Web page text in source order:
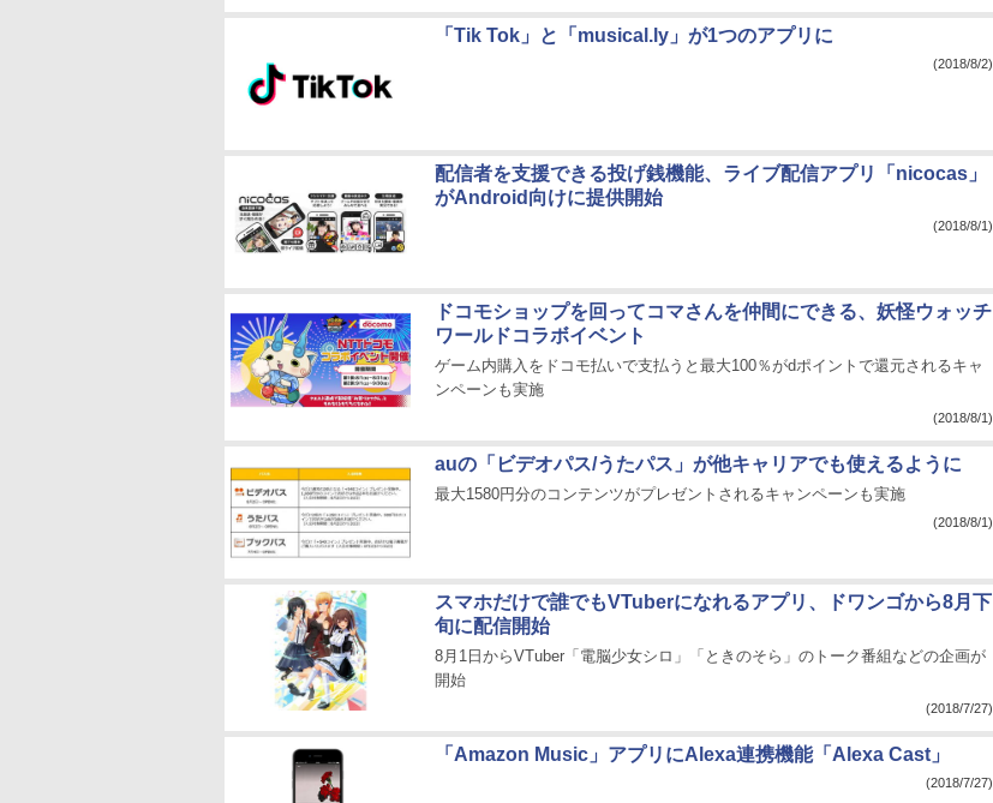
「Tik Tok」と「musical.ly」が1つのアプリに
(2018/8/2)
配信者を支援できる投げ銭機能、ライブ配信アプリ「nicocas」
がAndroid向けに提供開始
(2018/8/1)
ドコモショップを回ってコマさんを仲間にできる、妖怪ウォッチ
ワールドコラボイベント
ゲーム内購入をドコモ払いで支払うと最大100％がdポイントで還元されるキャ
ンペーンも実施
(2018/8/1)
auの「ビデオパス/うたパス」が他キャリアでも使えるように
最大1580円分のコンテンツがプレゼントされるキャンペーンも実施
(2018/8/1)
スマホだけで誰でもVTuberになれるアプリ、ドワンゴから8月下
旬に配信開始
8月1日からVTuber「電脳少女シロ」「ときのそら」のトーク番組などの企画が
開始
(2018/7/27)
「Amazon Music」アプリにAlexa連携機能「Alexa Cast」
(2018/7/27)